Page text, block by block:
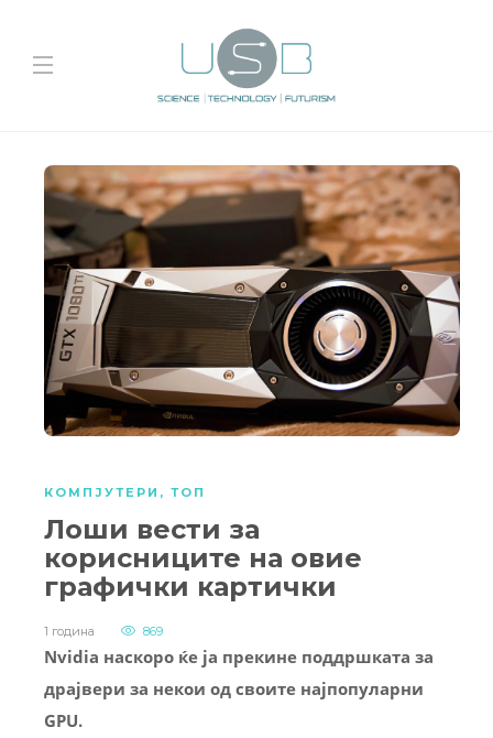
КОМПЈУТЕРИ , ТОП
Лоши вести за
корисниците на овие
графички картички
1 година 869
Nvidia наскоро ќе ја прекине поддршката за
драјвери за некои од своите најпопуларни
GPU.